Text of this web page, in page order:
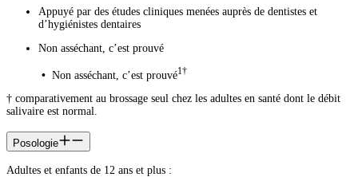
Appuyé par des études cliniques menées auprès de dentistes et
d’hygiénistes dentaires
Non asséchant, c’est prouvé
• Non asséchant, c’est prouvé1†
† comparativement au brossage seul chez les adultes en santé dont le débit
salivaire est normal.
Posologie
Adultes et enfants de 12 ans et plus :